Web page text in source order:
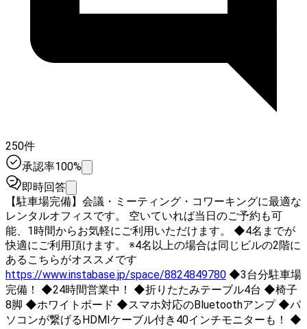
250件
承認率100%
即時回答
【駐車場完備】会議・ミーティング・コワーキングに最適な
レンタルオフィスです。 空いていれば当日のご予約も可
能、1時間からお気軽にご利用いただけます。 ◆4名までが
快適にご利用頂けます。 ※4名以上の場合は同じビルの2階に
あるこちらがオススメです
https://www.instabase.jp/space/8824849780
完備！ ◆24時間営業中！ ◆折りたたみテーブル4台 ◆椅子
8脚 ◆ホワイトボード ◆スマホ対応のBluetoothアンプ ◆パ
ソコンが繋げるHDMIケーブル付き40インチモニターも！ ◆